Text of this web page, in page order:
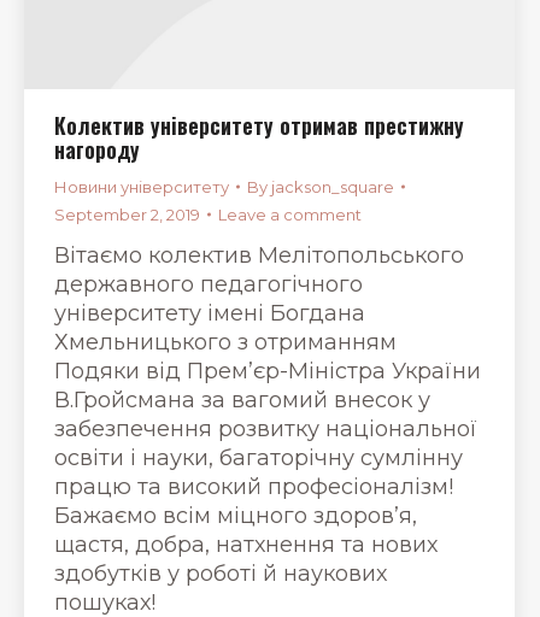
Колектив університету отримав престижну
нагороду
Новини університету By jackson_square
September 2, 2019
Leave a comment
Вітаємо колектив Мелітопольського
державного педагогічного
університету імені Богдана
Хмельницького з отриманням
Подяки від Прем’єр-Міністра України
В.Гройсмана за вагомий внесок у
забезпечення розвитку національної
освіти і науки, багаторічну сумлінну
працю та високий професіоналізм!
Бажаємо всім міцного здоров’я,
щастя, добра, натхнення та нових
здобутків у роботі й наукових
пошуках!